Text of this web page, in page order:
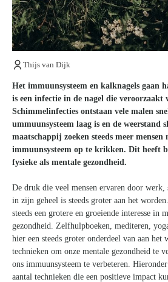
Kom van je
Thijs van Dijk
Het immuunsysteem en kalknagels gaan
is een infectie in de nagel die veroorzaakt
Schimmelinfecties ontstaan vele malen
ummuunsysteem laag is en de weerstand
maatschappij zoeken steeds meer mensen
immuunsysteem op te krikken. Dit heeft
fysieke als mentale gezondheid.
De druk die veel mensen ervaren door werk,
in zijn geheel is steeds groter aan het
steeds een grotere en groeiende interesse in
gezondheid. Zelfhulpboeken, mediteren,
hier een steeds groter onderdeel van aan het
technieken om onze mentale gezondheid te
ons immuunsysteem te verbeteren.
aantal technieken die een positieve impact